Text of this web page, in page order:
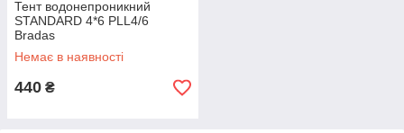
Тент водонепроникний
STANDARD 4*6 PLL4/6
Bradas
Немає в наявності
440 ₴